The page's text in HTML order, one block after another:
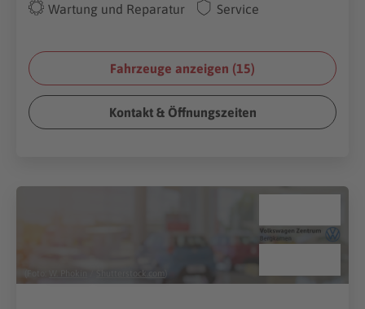
Wartung und Reparatur
Service
Fahrzeuge anzeigen (15)
Kontakt & Öffnungszeiten
Shutterstock.com